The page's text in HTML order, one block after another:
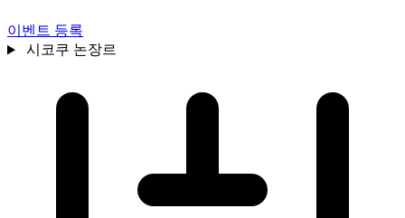
이벤트 등록
시코쿠 논장르